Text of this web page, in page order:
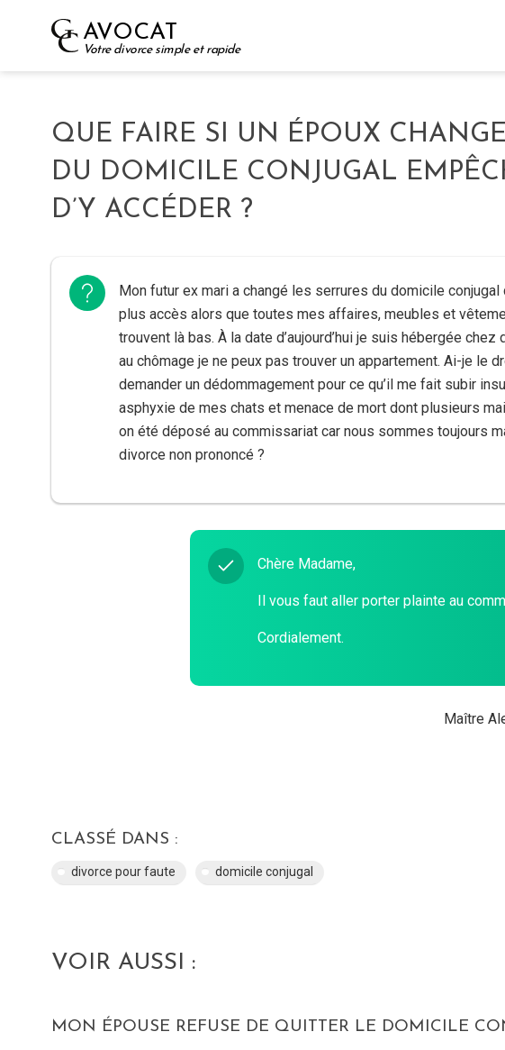
AVOCAT
Votre divorce simple et rapide
QUE FAIRE SI UN ÉPOUX
DU DOMICILE CONJUGAL
D’Y ACCÉDER ?
Mon futur ex mari a changé les serrures du domicile conjugal
plus accès alors que toutes mes affaires, meubles et
trouvent là bas. À la date d’aujourd’hui je suis hébergée chez
au chômage je ne peux pas trouver un appartement. Ai-je le
demander un dédommagement pour ce qu’il me fait subir
asphyxie de mes chats et menace de mort dont plusieurs
on été déposé au commissariat car nous sommes toujours
divorce non prononcé ?
Chère Madame,
Il vous faut aller porter plainte au
Cordialement.
Maître
CLASSÉ DANS :
divorce pour faute domicile conjugal
VOIR AUSSI :
MON ÉPOUSE REFUSE DE QUITTER LE DOMICILE